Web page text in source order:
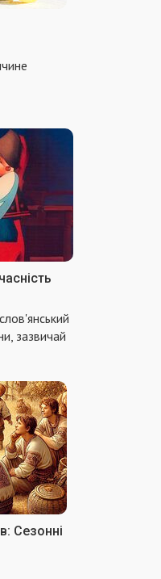
зазвичай
Сезонні